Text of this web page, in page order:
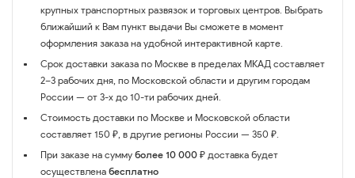
крупных транспортных развязок и торговых центров. Выбрать
ближайший к Вам пункт выдачи Вы сможете в момент
оформления заказа на удобной интерактивной карте.
Срок доставки заказа по Москве в пределах МКАД составляет
2–3 рабочих дня, по Московской области и другим городам
России — от 3-х до 10-ти рабочих дней.
Стоимость доставки по Москве и Московской области
составляет 150 ₽, в другие регионы России — 350 ₽.
При заказе на сумму более 10 000 ₽ доставка будет
осуществлена бесплатно